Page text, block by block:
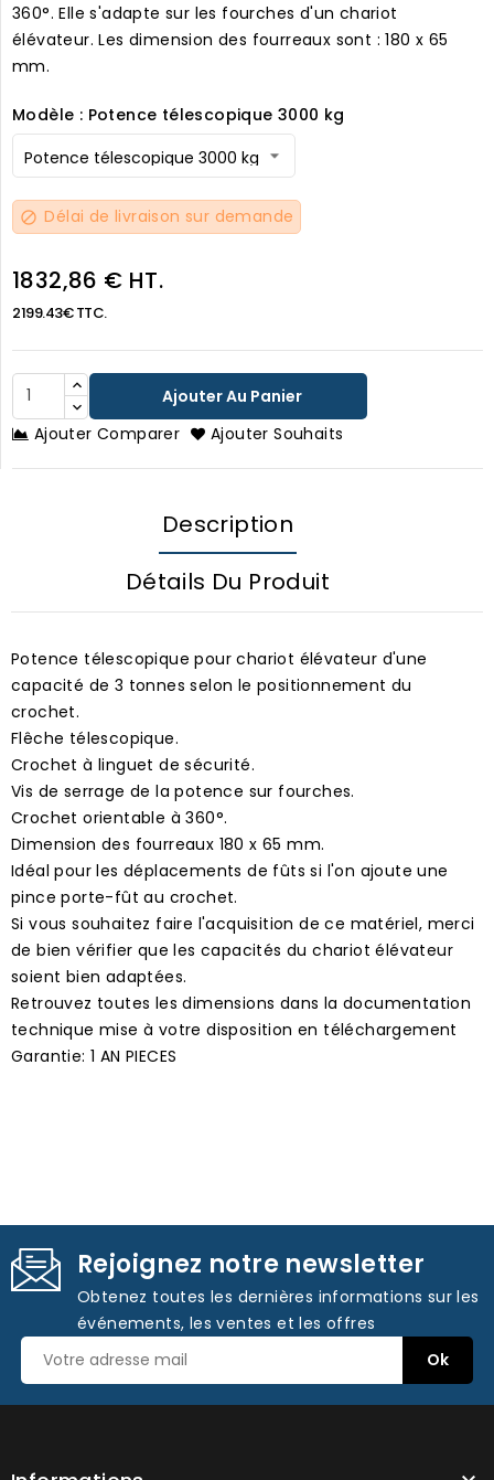
360°. Elle s'adapte sur les fourches d'un chariot
élévateur. Les dimension des fourreaux sont : 180 x 65
mm.
Modèle : Potence télescopique 3000 kg
block Délai de livraison sur demande
1832,86 € HT.
2199.43€ TTC.
Ajouter Au Panier
Ajouter Comparer
Ajouter Souhaits
Description
Détails Du Produit
Potence télescopique pour chariot élévateur d'une
capacité de 3 tonnes selon le positionnement du
crochet.
Flêche télescopique.
Crochet à linguet de sécurité.
Vis de serrage de la potence sur fourches.
Crochet orientable à 360°.
Dimension des fourreaux 180 x 65 mm.
Idéal pour les déplacements de fûts si l'on ajoute une
pince porte-fût au crochet.
Si vous souhaitez faire l'acquisition de ce matériel, merci
de bien vérifier que les capacités du chariot élévateur
soient bien adaptées.
Retrouvez toutes les dimensions dans la documentation
technique mise à votre disposition en téléchargement
Garantie: 1 AN PIECES
Rejoignez notre newsletter
Obtenez toutes les dernières informations sur les
événements, les ventes et les offres